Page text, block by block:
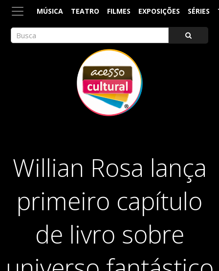
MÚSICA TEATRO FILMES EXPOSIÇÕES SÉRIES
Willian Rosa lança
primeiro capítulo
de livro sobre